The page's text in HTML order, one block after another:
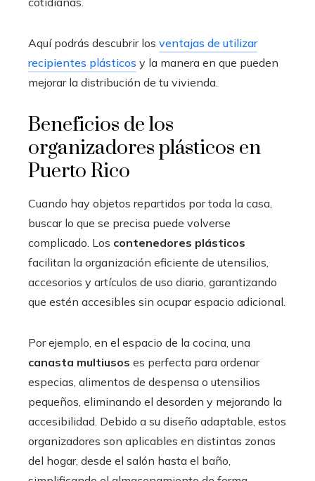
Aquí podrás descubrir los ventajas de utilizar
recipientes plásticos y la manera en que pueden
mejorar la distribución de tu vivienda.
Beneficios de los
organizadores plásticos en
Puerto Rico
Cuando hay objetos repartidos por toda la casa,
buscar lo que se precisa puede volverse
complicado. Los contenedores plásticos
facilitan la organización eficiente de utensilios,
accesorios y artículos de uso diario, garantizando
que estén accesibles sin ocupar espacio adicional.
Por ejemplo, en el espacio de la cocina, una
canasta multiusos es perfecta para ordenar
especias, alimentos de despensa o utensilios
pequeños, eliminando el desorden y mejorando la
accesibilidad. Debido a su diseño adaptable, estos
organizadores son aplicables en distintas zonas
del hogar, desde el salón hasta el baño,